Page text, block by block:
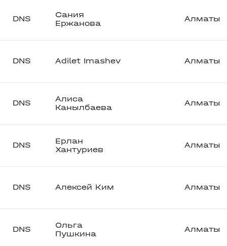
DNS
Сания
Ержанова
Алматы
DNS Adilet Imashev Алматы
DNS
Алиса
Канылбаева
Алматы
DNS
Ерлан
Хантуриев
Алматы
DNS Алексей Ким Алматы
DNS
Ольга
Пушкина
Алматы